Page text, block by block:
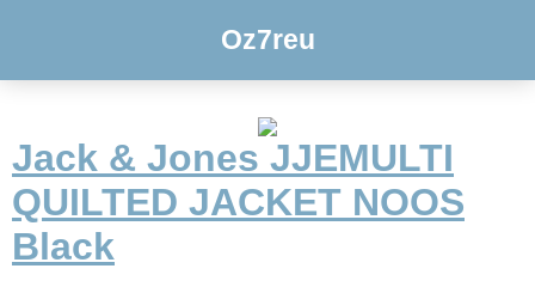
Oz7reu
Jack & Jones JJEMULTI
QUILTED JACKET NOOS
Black